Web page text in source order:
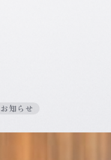
お知らせ